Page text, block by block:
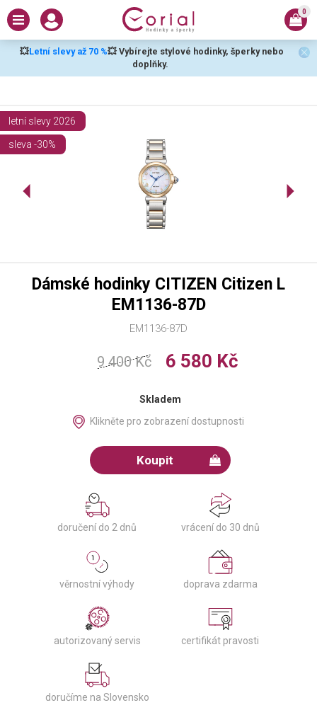
💥Letní slevy až 70 %💥 Vybírejte stylové hodinky, šperky nebo
doplňky.
0
letní slevy 2026
sleva -30%
EM1136-87D
Dámské hodinky CITIZEN Citizen L
EM1136-87D
9 400 Kč 6 580 Kč
Skladem
Klikněte pro zobrazení dostupnosti
Koupit
doručení do 2 dnů vrácení do 30 dnů
věrnostní výhody doprava zdarma
autorizovaný servis certifikát pravosti
doručíme na Slovensko